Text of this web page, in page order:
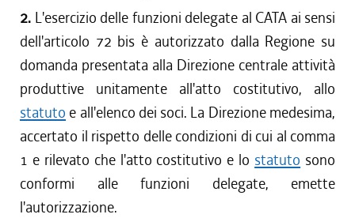
2. L'esercizio delle funzioni delegate al CATA ai sensi
dell'articolo 72 bis è autorizzato dalla Regione su
domanda presentata alla Direzione centrale attività
produttive unitamente all'atto costitutivo, allo
statuto e all'elenco dei soci. La Direzione medesima,
accertato il rispetto delle condizioni di cui al comma
1 e rilevato che l'atto costitutivo e lo statuto sono
conformi alle funzioni delegate, emette
l'autorizzazione.